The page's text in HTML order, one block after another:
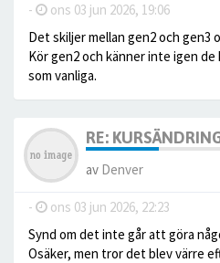
- ons 03 jun 2026, 19:06
Det skiljer mellan gen2 och gen3
Kör gen2 och känner inte igen
som vanliga.
RE:
av Denver
- ons 03 jun 2026, 22:23
Synd om det inte går att göra
Osäker, men tror det blev värre